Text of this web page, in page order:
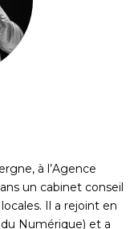
à l’Agence
un cabinet conseil
Il a rejoint en
Numérique) et a